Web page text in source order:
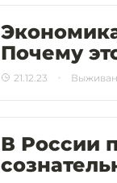
Почему
21.12.23
В России